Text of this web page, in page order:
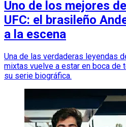
Uno de los mejores
UFC: el brasileño
a la escena
Una de las verdaderas leyendas
mixtas vuelve a estar en boca de
su serie biográfica.